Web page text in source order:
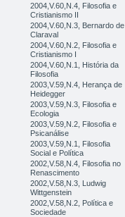
2004,V.60,N.4, Filosofia e
Cristianismo II
2004,V.60,N.3, Bernardo de
Claraval
2004,V.60,N.2, Filosofia e
Cristianismo I
2004,V.60,N.1, História da
Filosofia
2003,V.59,N.4, Herança de
Heidegger
2003,V.59,N.3, Filosofia e
Ecologia
2003,V.59,N.2, Filosofia e
Psicanálise
2003,V.59,N.1, Filosofia
Social e Política
2002,V.58,N.4, Filosofia no
Renascimento
2002,V.58,N.3, Ludwig
Wittgenstein
2002,V.58,N.2, Política e
Sociedade